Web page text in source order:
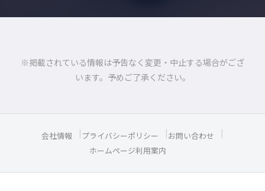
※掲載されている情報は予告なく変更・中止する場合がござ
います。予めご了承ください。
会社情報 プライバシーポリシー
お問い合わせ
ホームページ利用案内